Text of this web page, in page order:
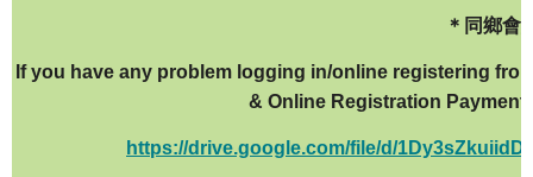
＊同鄉會
If you have any problem logging in/online registering
& Online Registration
https://drive.google.com/file/d/